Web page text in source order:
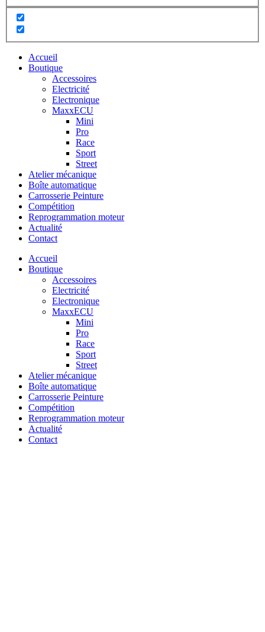
Accueil
Boutique
Accessoires
Electricité
Electronique
MaxxECU
Mini
Pro
Race
Sport
Street
Atelier mécanique
Boîte automatique
Carrosserie Peinture
Compétition
Reprogrammation moteur
Actualité
Contact
Accueil
Boutique
Accessoires
Electricité
Electronique
MaxxECU
Mini
Pro
Race
Sport
Street
Atelier mécanique
Boîte automatique
Carrosserie Peinture
Compétition
Reprogrammation moteur
Actualité
Contact